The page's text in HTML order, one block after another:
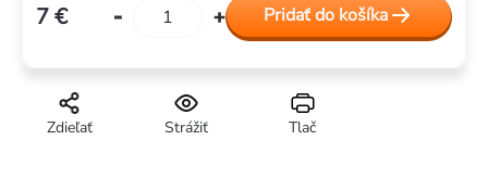
Tlač
Strážiť
Zdieľať
7 €
Jednotková
Pridať do košíka